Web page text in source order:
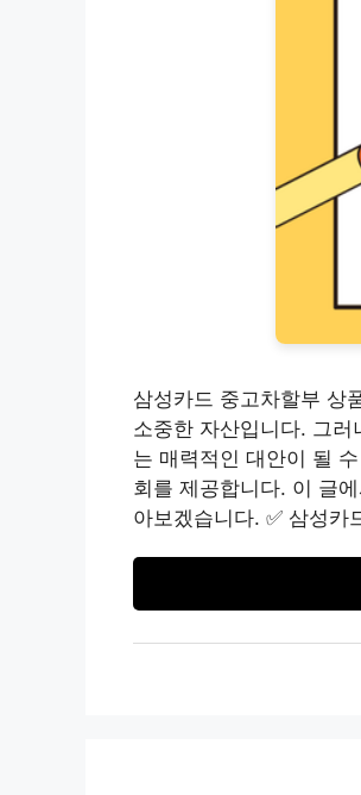
삼성카드 중고차할부 상
소중한 자산입니다. 그
는 매력적인 대안이 될
회를 제공합니다. 이 글
아보겠습니다. ✅ 삼성